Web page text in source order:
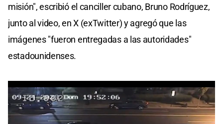
misión", escribió el canciller cubano, Bruno Rodríguez,
junto al video, en X (exTwitter) y agregó que las
imágenes "fueron entregadas a las autoridades"
estadounidenses.